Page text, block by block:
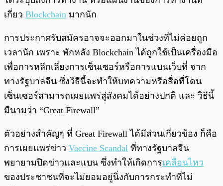
เกี่ยว Blockchain มากนัก
การประกาศรับสมัครอาจจะออกมาในช่วงที่ไม่ค่อยถูก
เวลานัก เพราะ พักหลัง Blockchain ได้ถูกใช้เป็นเครื่องมือ
เพื่อการหลีกเลี่ยงการเซ็นเซอร์หรือการแบนเว็บที่ จาก
ทางรัฐบาลจีน ซึ่งวิธีนี้จะทำให้บทความหรือสื่อที่โดน
เซ็นเซอร์สามารถเผยแพร่สู่สังคมได้อย่างปกติ และ วิธีนี้
มีนามว่า “Great Firewall”
ตัวอย่างสำคัญๆ ที่ Great Firewall ได้มีส่วนเกี่ยวข้อง ก็คือ
การเผยแพร่ข่าว Vaccine Scandal ที่ทางรัฐบาลจีน
พยายามปิดข่าวและแบน ซึ่งทำให้เกิดการเคลื่อนไหว
ของประชาชนที่จะไม่ยอมอยู่นิ่งกับการกระทำที่ไม่